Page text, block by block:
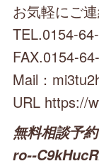
お気軽にご
TEL.0154-
FAX.0154-
Mail：
URL https://
無料相談予
ro--